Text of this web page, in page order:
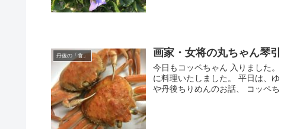
丹後の「食」 画家・女将の丸ちゃん琴
今日もコッペちゃん 入りました
に料理いたしました。 平日は、
や丹後ちりめんのお話、 コッペ